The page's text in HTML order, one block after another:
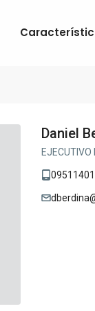
Daniel
EJECUTIVO